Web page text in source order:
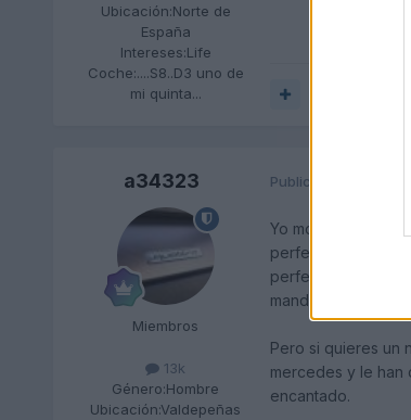
Ubicación:Norte de
España
Intereses:Life
Coche:....S8..D3 uno de
mi quinta...
a34323
Miembros
13k
Género:Hombre
Ubicación:Valdepeñas
Publicado 22 de
Yo monto las
perfecto. Los de
perfectas con
mandarlas para
Pero si quieres un
mercedes y le han
encantado.